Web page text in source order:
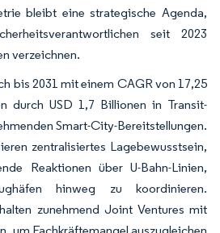
bleibt eine strategische Agenda,
seit 2023
verzeichnen.
bis 2031 mit einem CAGR von 17,25
durch USD 1,7 Billionen in Transit-
Smart-City-Bereitstellungen.
zentralisiertes Lagebewusstsein,
Reaktionen über U-Bahn-Linien,
hinweg zu koordinieren.
zunehmend Joint Ventures mit